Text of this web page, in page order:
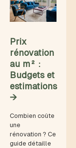
Prix
rénovation
au m² :
Budgets et
estimations
→
Combien coûte
une
rénovation ? Ce
guide détaille